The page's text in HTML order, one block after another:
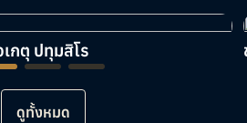
กตุ ปทุมสิโร
ดูทั้งหมด